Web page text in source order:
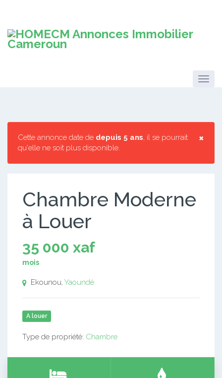
×
Cette annonce date de depuis 5 ans, il se pourrait
qu'elle ne soit plus disponible.
Chambre Moderne
à Louer
35 000 xaf
mois
Ekounou, Yaoundé
A louer
Type de propriété: Chambre